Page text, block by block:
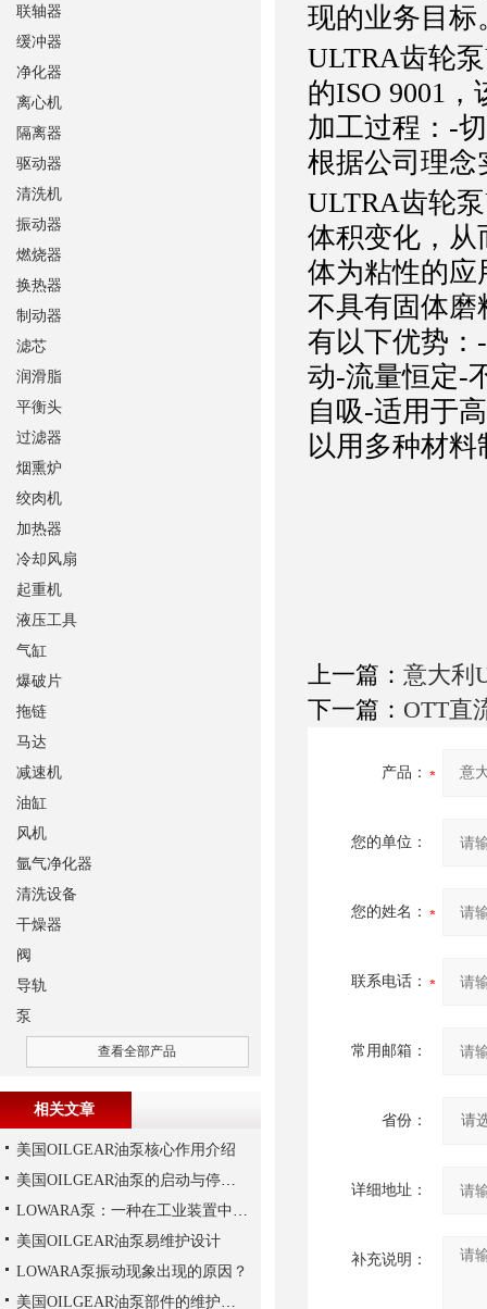
现的业务目标
ULTRA齿轮
的ISO 9001
加工过程：-
根据公司理念
ULTRA齿轮
体积变化，从
体为粘性的应
不具有固体磨
有以下优势
动-流量恒定-
自吸-适用于
以用多种材
上一篇： 意大利
下一篇： OTT直
产品：
您的单位：
您的姓名：
联系电话：
常用邮箱：
省份：
详细地址：
补充说明：
联轴器
缓冲器
净化器
离心机
隔离器
驱动器
清洗机
振动器
燃烧器
换热器
制动器
滤芯
润滑脂
平衡头
过滤器
烟熏炉
绞肉机
加热器
冷却风扇
起重机
液压工具
气缸
爆破片
拖链
马达
减速机
油缸
风机
氩气净化器
清洗设备
干燥器
阀
导轨
泵
查看全部产品
相关文章
美国OILGEAR油泵核心作用介绍
美国OILGEAR油泵的启动与停机操作注意
LOWARA泵：一种在工业装置中广泛使用的泵
美国OILGEAR油泵易维护设计
LOWARA泵振动现象出现的原因？
美国OILGEAR油泵部件的维护和修理